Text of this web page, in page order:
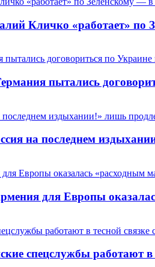
Кличко «работает» по
пытались
на последнем
для Европы
спецслужбы работают в